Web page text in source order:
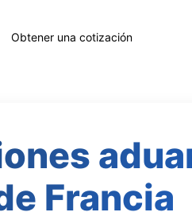
Obtener una cotización
Francia